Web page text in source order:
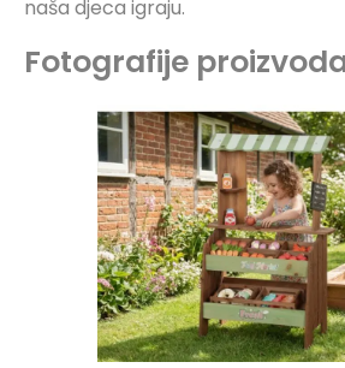
naša djeca igraju.
Fotografije